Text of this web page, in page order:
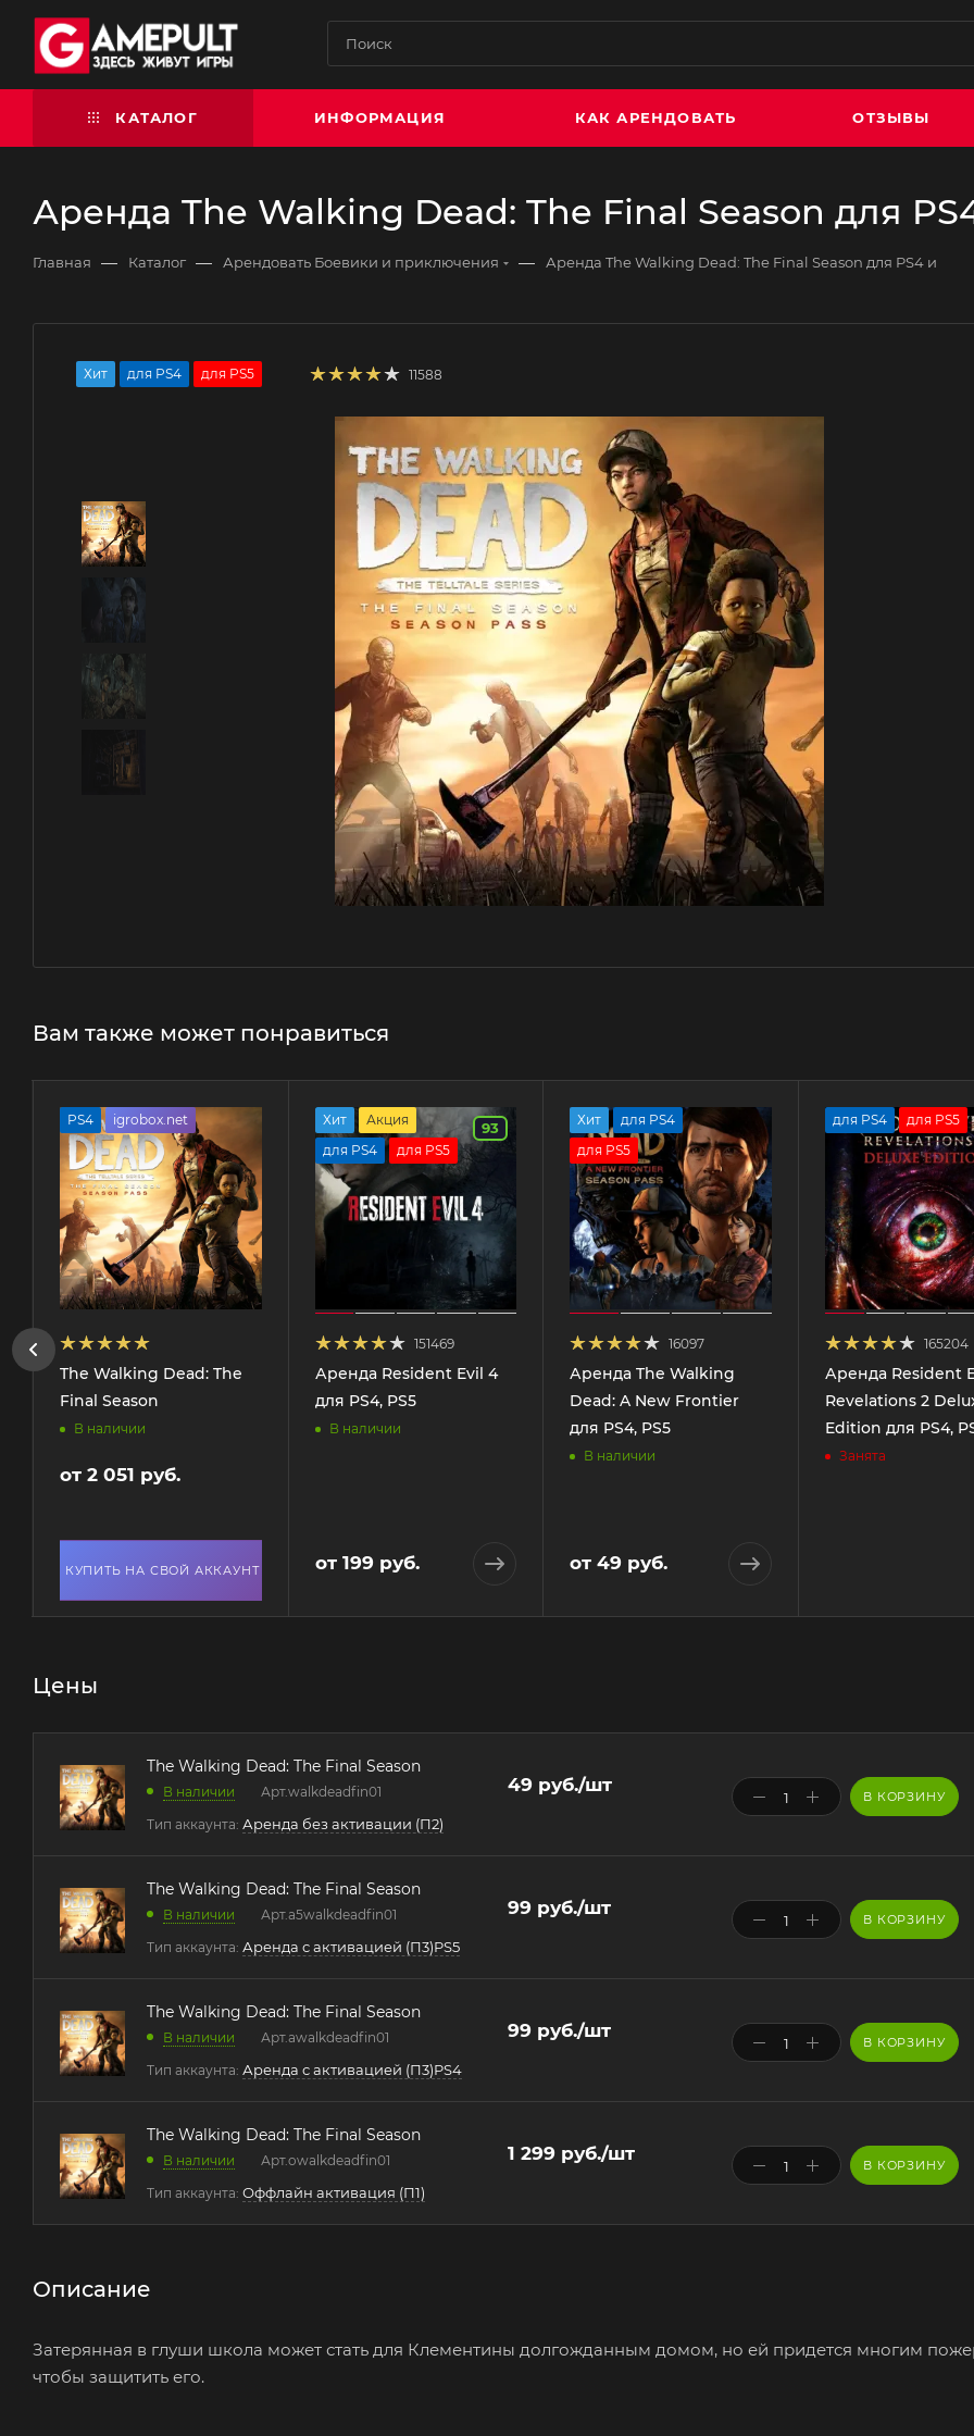
КАТАЛОГ ИНФОРМАЦИЯ КАК АРЕНДОВАТЬ ОТЗЫВЫ
Аренда The Walking Dead: The Final Season для
Главная — Каталог — Арендовать Боевики и приключения — Аренда The Walking Dead: The Final Season для PS4 и
Хит для PS4 для PS5 11588
Вам также может понравиться
PS4 igrobox.net
The Walking Dead: The
Final Season
В наличии
от 2 051 руб.
КУПИТЬ НА СВОЙ АККАУНТ
Хит
Акция
для PS4
для PS5
93
151469
Аренда Resident Evil 4
для PS4, PS5
В наличии
от 199 руб.
Хит
для PS4
для PS5
16097
Аренда The Walking
Dead: A New Frontier
для PS4, PS5
В наличии
от49 руб.
для PS4 для PS5
165204
Аренда Resident
Revelations 2
Edition для PS4,
Занята
Цены
The Walking Dead: The Final Season
В наличии Арт.walkdeadfin01
Тип аккаунта: Аренда без активации (П2)
49 руб./шт
В КОРЗИНУ
The Walking Dead: The Final Season
В наличии Арт.a5walkdeadfin01
Тип аккаунта: Аренда с активацией (П3)PS5
99 руб./шт
В КОРЗИНУ
The Walking Dead: The Final Season
В наличии Арт.awalkdeadfin01
Тип аккаунта: Аренда с активацией (П3)PS4
99 руб./шт
В КОРЗИНУ
The Walking Dead: The Final Season
В наличии Арт.owalkdeadfin01
Тип аккаунта: Оффлайн активация (П1)
1 299 руб./шт
В КОРЗИНУ
Описание
Затерянная в глуши школа может стать для Клементины долгожданным домом, но ей придется многим
чтобы защитить его.